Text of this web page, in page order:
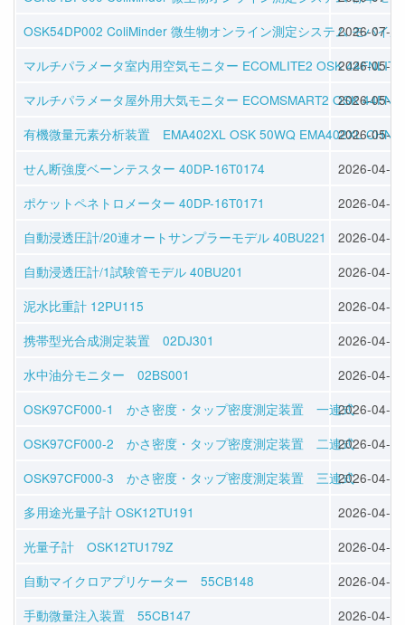
OSK54DP002 ColiMinder 微生物オンライン測定システム モバイ
2026-07-08
マルチパラメータ室内用空気モニター ECOMLITE2 OSK2026-05-01
マルチパラメータ屋外用大気モニター ECOMSMART2 OSK2026-05-01
有機微量元素分析装置 EMA402XL OSK 50WQ EMA402XL CHNS
2026-05-01
せん断強度ベーンテスター 40DP-16T0174
2026-04-30
ポケットペネトロメーター 40DP-16T0171
2026-04-30
自動浸透圧計/20連オートサンプラーモデル 40BU221
2026-04-30
自動浸透圧計/1試験管モデル 40BU201
2026-04-30
泥水比重計 12PU115
2026-04-30
携帯型光合成測定装置 02DJ301
2026-04-30
水中油分モニター 02BS001
2026-04-30
OSK97CF000-1 かさ密度・タップ密度測定装置 一連式2026-04-30
OSK97CF000-2 かさ密度・タップ密度測定装置 二連式2026-04-30
OSK97CF000-3 かさ密度・タップ密度測定装置 三連式2026-04-30
多用途光量子計 OSK12TU191
2026-04-28
光量子計 OSK12TU179Z
2026-04-28
自動マイクロアプリケーター 55CB148
2026-04-28
手動微量注入装置 55CB147
2026-04-28